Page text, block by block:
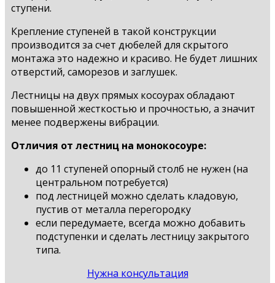
ступени.
Крепление ступеней в такой конструкции
производится за счет дюбелей для скрытого
монтажа это надежно и красиво. Не будет лишних
отверстий, саморезов и заглушек.
Лестницы на двух прямых косоурах обладают
повышенной жесткостью и прочностью, а значит
менее подвержены вибрации.
Отличия от лестниц на монокосоуре:
до 11 ступеней опорный столб не нужен (на
центральном потребуется)
под лестницей можно сделать кладовую,
пустив от металла перегородку
если передумаете, всегда можно добавить
подступенки и сделать лестницу закрытого
типа.
Нужна консультация